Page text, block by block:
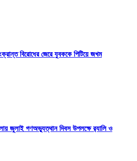
বিরোধের জেরে যুবককে পিটিয়ে জখম
জুলাই গণঅভ্যুত্থান দিবস উপলক্ষে র‍্যালি ও